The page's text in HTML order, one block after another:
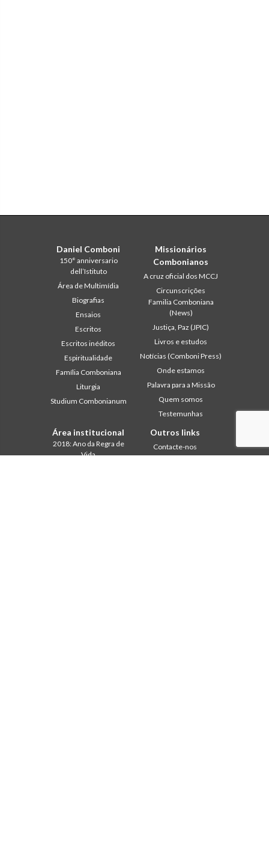
Daniel Comboni
150° anniversario
dell’Istituto
Área de Multimídia
Biografias
Ensaios
Escritos
Escritos inéditos
Espiritualidade
Família Comboniana
Liturgia
Studium Combonianum
Missionários
Combonianos
A cruz oficial dos MCCJ
Circunscrições
Familia Comboniana
(News)
Justiça, Paz (JPIC)
Livros e estudos
Notícias (Comboni Press)
Onde estamos
Palavra para a Missão
Quem somos
Testemunhas
Área institucional
2018: Ano da Regra de
Vida
Outros links
Contacte-nos